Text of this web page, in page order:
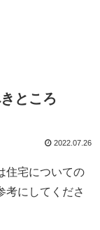
ところ
2022.07.26
住宅についての
考にしてくださ